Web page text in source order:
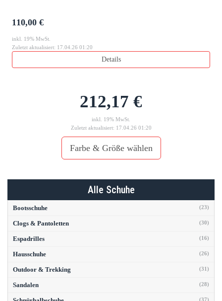
110,00 €
inkl. 19% MwSt.
Zuletzt aktualisiert: 17.04.26 01:20
Details
212,17 €
inkl. 19% MwSt.
Zuletzt aktualisiert: 17.04.26 01:20
Farbe & Größe wählen
Alle Schuhe
Bootsschuhe (23)
Clogs & Pantoletten (30)
Espadrilles (16)
Hausschuhe (26)
Outdoor & Trekking (31)
Sandalen (28)
(37)